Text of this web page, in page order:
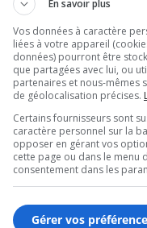
sera
vont rester
devront utiliser
En savoir plus
Vos données à caractère
liées à votre appareil
données) pourront être
que partagées avec lui, ou
partenaires et nous-mêmes
de géolocalisation précises.
Certains fournisseurs sont
caractère personnel sur la
opposer en gérant vos
cette page ou dans le
consentement dans les
Gérer vos